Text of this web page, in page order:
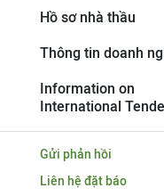
Hồ sơ nhà thầu
Thông tin doanh
Information on
International
Gửi phản hồi
Liên hệ đặt báo